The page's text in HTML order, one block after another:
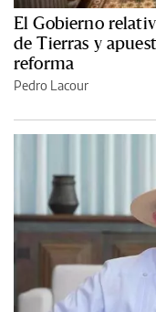
El Gobierno
de Tierras y
reforma
Pedro Lacour